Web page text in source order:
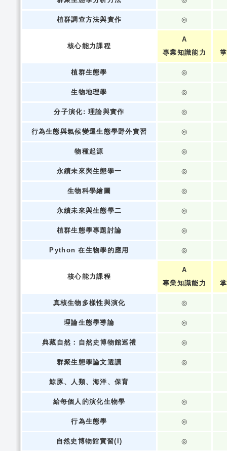
植群調查方法與實作 ◎
核心能力課程
A
專業知識能力
植群生態學 ◎
生物地理學 ◎
分子演化: 理論與實作 ◎
行為生態與氣候變遷生態學野外實習 ◎
物種起源 ◎
永續未來與生態學一 ◎
生物科學繪圖 ◎
永續未來與生態學二 ◎
植群生態學專題討論 ◎
Python 在生物學的應用 ◎
核心能力課程
A
專業知識能力
真核生物多樣性與演化 ◎
理論生態學導論 ◎
典藏自然：自然史博物館巡禮 ◎
群聚生態學論文選讀 ◎
鯨豚、人類、海洋、保育
給每個人的演化生物學 ◎
行為生態學 ◎
自然史博物館實習(I) ◎